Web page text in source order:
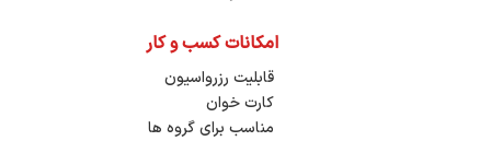
امکانات کسب و کار
قابلیت رزرواسیون
کارت خوان
مناسب برای گروه ها